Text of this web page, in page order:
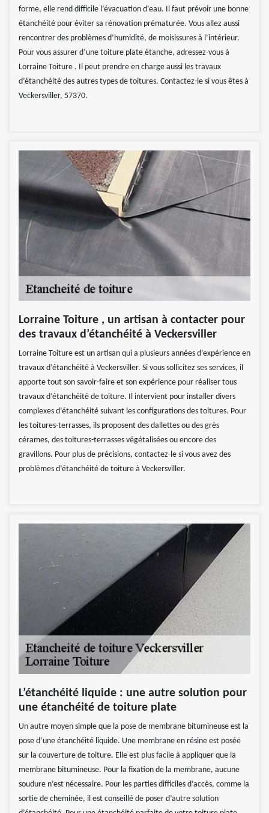
forme, elle rend difficile l’évacuation d’eau. Il faut prévoir une bonne
étanchéité pour éviter sa rénovation prématurée. Vous allez aussi
rencontrer des problèmes d’humidité, de moisissures à l’intérieur.
Pour vous assurer d’une toiture plate étanche, adressez-vous à
Lorraine Toiture . Il peut prendre en charge aussi les travaux
d’étanchéité des autres types de toitures. Contactez-le si vous êtes à
Veckersviller, 57370.
Lorraine Toiture , un artisan à contacter pour
des travaux d’étanchéité à Veckersviller
Lorraine Toiture est un artisan qui a plusieurs années d’expérience en
travaux d’étanchéité à Veckersviller. Si vous sollicitez ses services, il
apporte tout son savoir-faire et son expérience pour réaliser tous
travaux d’étanchéité de toiture. Il intervient pour installer divers
complexes d’étanchéité suivant les configurations des toitures. Pour
les toitures-terrasses, ils proposent des dallettes ou des grès
cérames, des toitures-terrasses végétalisées ou encore des
gravillons. Pour plus de précisions, contactez-le si vous avez des
problèmes d’étanchéité de toiture à Veckersviller.
L’étanchéité liquide : une autre solution pour
une étanchéité de toiture plate
Un autre moyen simple que la pose de membrane bitumineuse est la
pose d’une étanchéité liquide. Une membrane en résine est posée
sur la couverture de toiture. Elle est plus facile à appliquer que la
membrane bitumineuse. Pour la fixation de la membrane, aucune
soudure n’est nécessaire. Pour les parties difficiles d’accès, comme la
sortie de cheminée, il est conseillé de poser d’autre solution